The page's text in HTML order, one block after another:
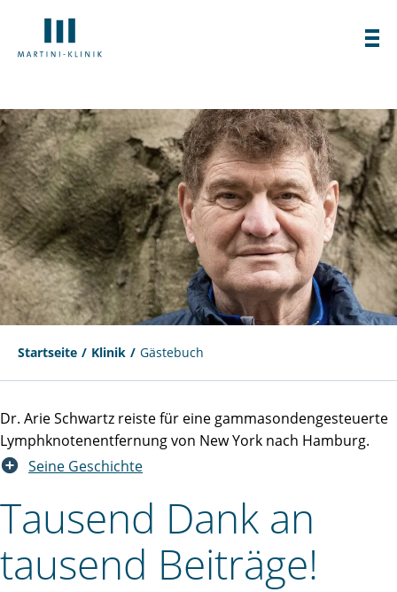
Startseite Klinik Gästebuch
Dr. Arie Schwartz reiste für eine gammasondengesteuerte
Lymphknotenentfernung von New York nach Hamburg.
Seine Geschichte
Tausend Dank an
tausend Beiträge!